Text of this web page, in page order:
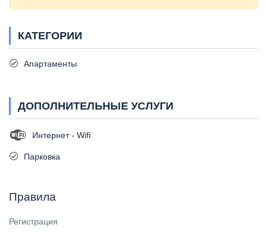
КАТЕГОРИИ
Апартаменты
ДОПОЛНИТЕЛЬНЫЕ УСЛУГИ
Интернет - Wifi
Парковка
Правила
Регистрация